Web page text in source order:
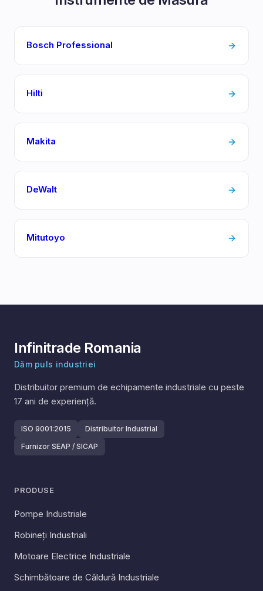
Bosch Professional
Hilti
Makita
DeWalt
Mitutoyo
Infinitrade Romania
Dăm puls industriei
Distribuitor premium de echipamente industriale cu peste
17 ani de experiență.
ISO 9001:2015
Distribuitor Industrial
Furnizor SEAP / SICAP
PRODUSE
Pompe Industriale
Robineți Industriali
Motoare Electrice Industriale
Schimbătoare de Căldură Industriale